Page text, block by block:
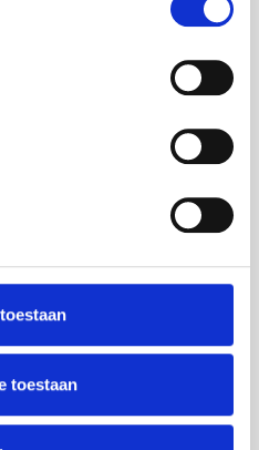
toestaan
: Onze klanten waarderen
: Wij doen er alles aan om
onze klanten tevreden zijn
van onze nieuwe klanten
via aanbevelingen van
feedback die we
in Heerhugowaard en